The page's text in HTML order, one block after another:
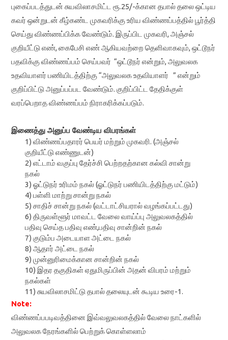
புகைப்படத்துடன்‌ சுயவிலாசமிட்ட ரூ.25/-க்கான தபால்‌ தலை ஒட்டிய
கவர்‌ ஒன்றுடன்‌கீழ்கண்ட முகவரிக்கு உரிய விண்ணப்பத்தில்‌ பூர்த்தி
செய்து விண்ணப்பிக்க வேண்டும்‌. இருப்பிட முகவரி, அஞ்சல்‌
குறியீட்டு எண்‌, கைபேசி எண்‌ ஆகியவற்றை தெளிவாகவும்‌,ஒட்டூநர்‌
பதவிக்கு விண்ணப்பம்‌ செய்பவர் “ஒட்டூநர்‌ என்றும்‌, அலுவலக
உதவியாளர்பணியிடத்திற்கு “அலுவலக உதவியாளர் ” என்றும்‌
குறிப்பிட்டு அனுப்பப்பட வேண்டும்‌. குறிப்பிட்டதேதிக்குள்‌
வரப்பெறாத விண்ணப்பம்‌ நிராகரிக்கப்படும்‌.
இணைத்து அனுப்ப வேண்டிய விபரங்கள்‌
1) விண்ணப்பதாரர்‌ பெயர்‌ மற்றும்‌ முகவரி. (அஞ்சல்‌
குறியீட்டு எண்ணுடன்‌)
2) எட்டாம்‌ வகுப்பு தேர்ச்சி பெற்றதற்கான கல்வி சான்று
நகல்‌
3) ஓட்டுநர்‌ உரிமம்‌ நகல்‌ (ஓட்டுநர்‌ பணியிடத்திற்கு மட்டும்‌)
4) பள்ளி மாற்று சான்று நகல்‌
5) சாதிச்‌ சான்று நகல்‌ (வட்டாட்சியரால்‌ வழங்கப்பட்டது)
6) திருவள்ளூர் மாவட்ட வேலை வாய்ப்பு அலுவலகத்தில்‌
பதிவு செய்த பதிவு எண்‌,பதிவு சான்றின்‌ நகல்‌
7) குடும்ப அடையாள அட்டை நகல்‌
8) ஆதார் அட்டை நகல்
9) முன்னுரிமைக்கான சான்றின்‌ நகல்‌
10) இதர தகுதிகள்‌ ஏதுமிருப்பின்‌ அதன்‌ விபரம்‌ மற்றும்‌
நகல்கள்‌
11) சுயவிலாசமிட்டு தபால்‌ தலையுடன்‌ கூடிய உரை-1.
Note:
விண்ணப்பபடிவத்தினை இவ்வலுவலகத்தில்‌ வேலை நாட்களில்‌
அலுவலக நேரங்களில்‌பெற்றுக்‌ கொள்ளலாம்‌